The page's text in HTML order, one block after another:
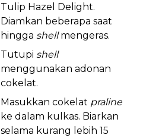
Tulip Hazel Delight.
Diamkan beberapa saat
hingga shellmengeras.
Tutupi shell
menggunakan adonan
cokelat.
Masukkan cokelat praline
ke dalam kulkas. Biarkan
selama kurang lebih 15